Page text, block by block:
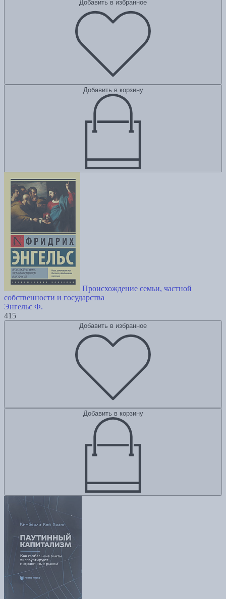
Добавить в избранное
Добавить в корзину
Происхождение семьи, частной
собственности и государства
Энгельс Ф.
415
Добавить в избранное
Добавить в корзину